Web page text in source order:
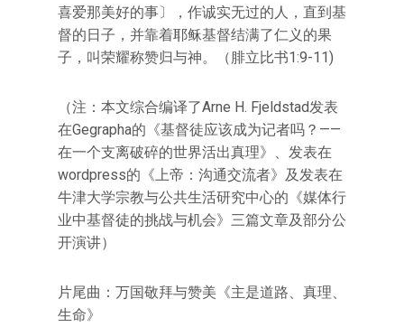
喜爱那美好的事〕，作诚实无过的人，直到基
督的日子，并靠着耶稣基督结满了仁义的果
子，叫荣耀称赞归与神。（腓立比书1:9-11)
（注：本文综合编译了Arne H. Fjeldstad发表
在Gegrapha的《基督徒应该成为记者吗？——
在一个支离破碎的世界活出真理》、发表在
wordpress的《上帝：沟通交流者》及发表在
牛津大学宗教与公共生活研究中心的《媒体行
业中基督徒的挑战与机会》三篇文章及部分公
开演讲）
片尾曲：万国敬拜与赞美《主是道路、真理、
生命》